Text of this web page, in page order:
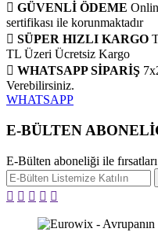
GÜVENLİ ÖDEME
sertifikası ile korunmaktadır
SÜPER HIZLI KARGO
TL Üzeri Ücretsiz Kargo
WHATSAPP SİPARİŞ
Verebilirsiniz.
WHATSAPP
E-BÜLTEN
E-Bülten aboneliği ile